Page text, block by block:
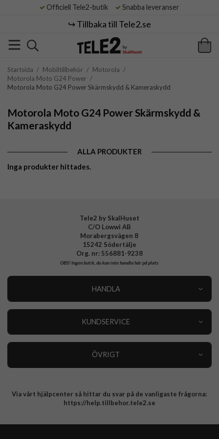
Officiell Tele2-butik Snabba leveranser
↪️ Tillbaka till Tele2.se
Startsida / Mobiltillbehör / Motorola /
Motorola Moto G24 Power /
Motorola Moto G24 Power Skärmskydd & Kameraskydd
Motorola Moto G24 Power Skärmskydd &
Kameraskydd
ALLA PRODUKTER
Inga produkter hittades.
Tele2 by SkalHuset
C/O Lowwi AB
Morabergsvägen 8
15242 Södertälje
Org. nr: 556881-9238
OBS!Ingen butik, du kan inte handla här på plats
HANDLA
KUNDSERVICE
ÖVRIGT
Integritetspolicy
Via vårt hjälpcenter så hittar du svar på de vanligaste frågorna:
https://help.tillbehor.tele2.se